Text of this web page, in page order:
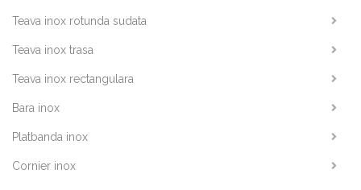
Teava inox rotunda sudata
Teava inox trasa
Teava inox rectangulara
Bara inox
Platbanda inox
Cornier inox